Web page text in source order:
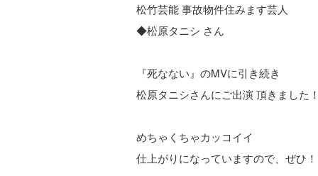
松竹芸能 事故物件住みます芸人
◆松原タニシ さん
『死なない』のMVに引き続き
松原タニシさんにご出演 頂きました
めちゃくちゃカッコイイ
仕上がりになっていますので、ぜひ